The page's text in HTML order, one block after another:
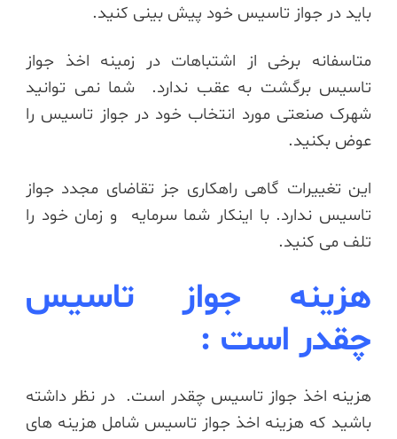
باید در جواز تاسیس خود پیش بینی کنید.
متاسفانه برخی از اشتباهات در زمینه اخذ جواز
تاسیس برگشت به عقب ندارد. شما نمی توانید
شهرک صنعتی مورد انتخاب خود در جواز تاسیس را
عوض بکنید.
این تغییرات گاهی راهکاری جز تقاضای مجدد جواز
تاسیس ندارد. با اینکار شما سرمایه و زمان خود را
تلف می کنید.
هزینه جواز تاسیس
چقدر است :
هزینه اخذ جواز تاسیس چقدر است. در نظر داشته
باشید که هزینه اخذ جواز تاسیس شامل هزینه های